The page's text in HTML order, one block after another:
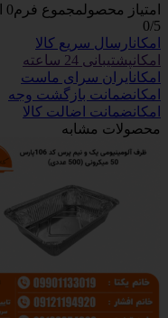
امتیاز محصولمجموع فرم0
0/5
امکانارسال سریع کالا
امکانپشتیبانی 24 ساعته
امکانایران سرای ماست
امکانضمانت بازگشت وجه
امکانضمانت اضالت کالا
محصولات مشابه